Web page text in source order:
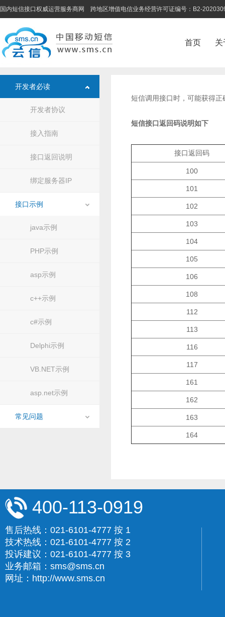
国内短信接口权威运营服务商网 跨地区增值电信业务经营许可证编号：B2-
首页 关
开发者必读
开发者协议
接入指南
接口返回说明
绑定服务器IP
接口示例
java示例
PHP示例
asp示例
c++示例
c#示例
Delphi示例
VB.NET示例
asp.net示例
常见问题
短信调用接口时，可能获得
短信接口返回码说明如下
接口返回码
100
101
102
103
104
105
106
108
112
113
116
117
161
162
163
164
400-113-0919
售后热线：021-6101-4777 按 1
技术热线：021-6101-4777 按 2
投诉建议：021-6101-4777 按 3
业务邮箱：sms@sms.cn
网址：http://www.sms.cn